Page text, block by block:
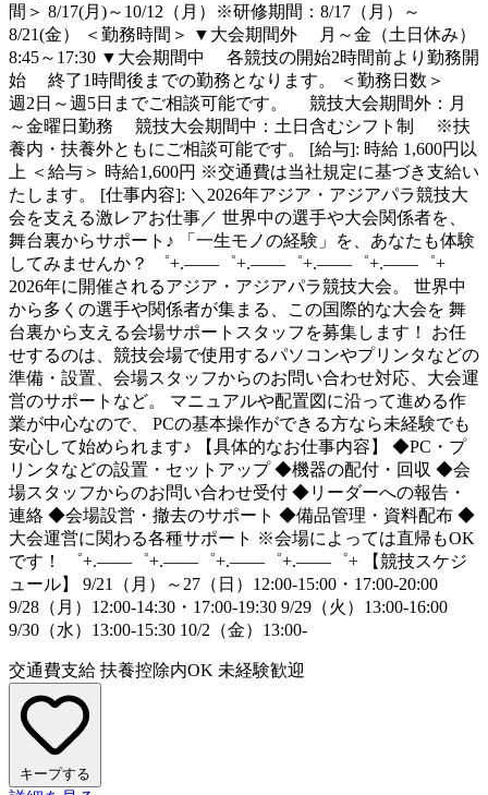
間＞ 8/17(月)～10/12（月）※研修期間：8/17（月）～
8/21(金） ＜勤務時間＞ ▼大会期間外 月～金（土日休み）
8:45～17:30 ▼大会期間中 各競技の開始2時間前より勤務開
始 終了1時間後までの勤務となります。 ＜勤務日数＞
週2日～週5日までご相談可能です。 競技大会期間外：月
～金曜日勤務 競技大会期間中：土日含むシフト制 ※扶
養内・扶養外ともにご相談可能です。 [給与]: 時給 1,600円以
上 ＜給与＞ 時給1,600円 ※交通費は当社規定に基づき支給い
たします。 [仕事内容]: ＼2026年アジア・アジアパラ競技大
会を支える激レアお仕事／ 世界中の選手や大会関係者を、
舞台裏からサポート♪ 「一生モノの経験」を、あなたも体験
してみませんか？ ゜+.――゜+.――゜+.――゜+.――゜+
2026年に開催されるアジア・アジアパラ競技大会。 世界中
から多くの選手や関係者が集まる、この国際的な大会を 舞
台裏から支える会場サポートスタッフを募集します！ お任
せするのは、競技会場で使用するパソコンやプリンタなどの
準備・設置、会場スタッフからのお問い合わせ対応、大会運
営のサポートなど。 マニュアルや配置図に沿って進める作
業が中心なので、 PCの基本操作ができる方なら未経験でも
安心して始められます♪ 【具体的なお仕事内容】 ◆PC・プ
リンタなどの設置・セットアップ ◆機器の配付・回収 ◆会
場スタッフからのお問い合わせ受付 ◆リーダーへの報告・
連絡 ◆会場設営・撤去のサポート ◆備品管理・資料配布 ◆
大会運営に関わる各種サポート ※会場によっては直帰もOK
です！ ゜+.――゜+.――゜+.――゜+.――゜+ 【競技スケジ
ュール】 9/21（月）～27（日）12:00-15:00・17:00-20:00
9/28（月）12:00-14:30・17:00-19:30 9/29（火）13:00-16:00
9/30（水）13:00-15:30 10/2（金）13:00-
交通費支給 扶養控除内OK 未経験歓迎
キープする